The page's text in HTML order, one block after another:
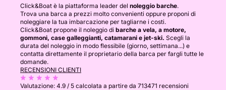
Click&Boat è la piattaforma leader del noleggio barche.
Trova una barca a prezzi molto convenienti oppure proponi di
noleggiare la tua imbarcazione per tagliarne i costi.
Click&Boat propone il noleggio di barche a vela, a motore,
gommoni, case galleggianti, catamarani e jet-ski. Scegli la
durata del noleggio in modo flessibile (giorno, settimana...) e
contatta direttamente il proprietario della barca per fargli tutte le
domande.
RECENSIONI CLIENTI
Valutazione: 4.9 / 5 calcolata a partire da 713471 recensioni